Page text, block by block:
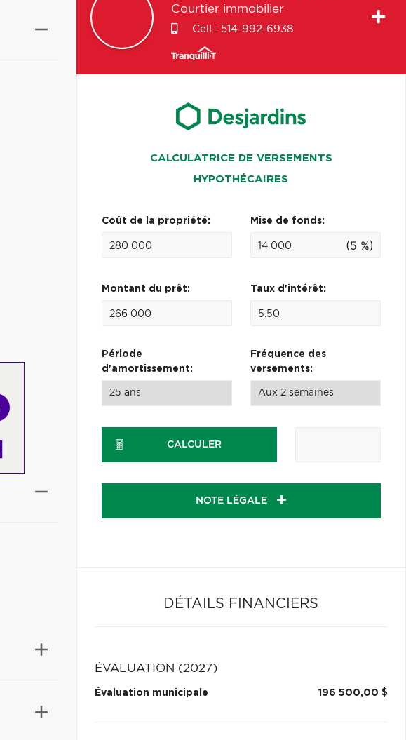
Courtier immobilier
Cell.: 514-992-6938
CALCULATRICE DE VERSEMENTS
HYPOTHÉCAIRES
Coût de la propriété: Mise de fonds:
(5 %)
Montant du prêt: Taux d'intérêt:
Période
d'amortissement:
Fréquence des
versements:
CALCULER
NOTE LÉGALE
DÉTAILS FINANCIERS
ÉVALUATION (2027)
Évaluation municipale 196 500,00 $